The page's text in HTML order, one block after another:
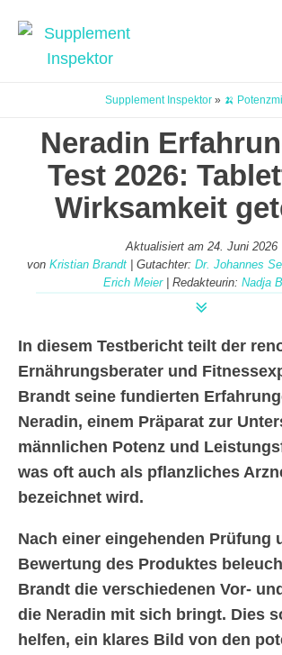
Supplement Inspektor » 🍌
Neradin
Test 2026:
Wirksamkeit
Aktualisiert am 24. Juni 2026
von Kristian Brandt | Gutachter: Dr. Johannes
Erich Meier| Redakteurin: Nadja
In diesem Testbericht teilt der
Ernährungsberater und
Brandt seine fundierten
Neradin, einem Präparat zur
männlichen Potenz und
was oft auch als pflanzliches
bezeichnet wird.
Nach einer eingehenden Prüfung
Bewertung des Produktes
Brandt die verschiedenen Vor-
die Neradin mit sich bringt. Dies
helfen, ein klares Bild von den